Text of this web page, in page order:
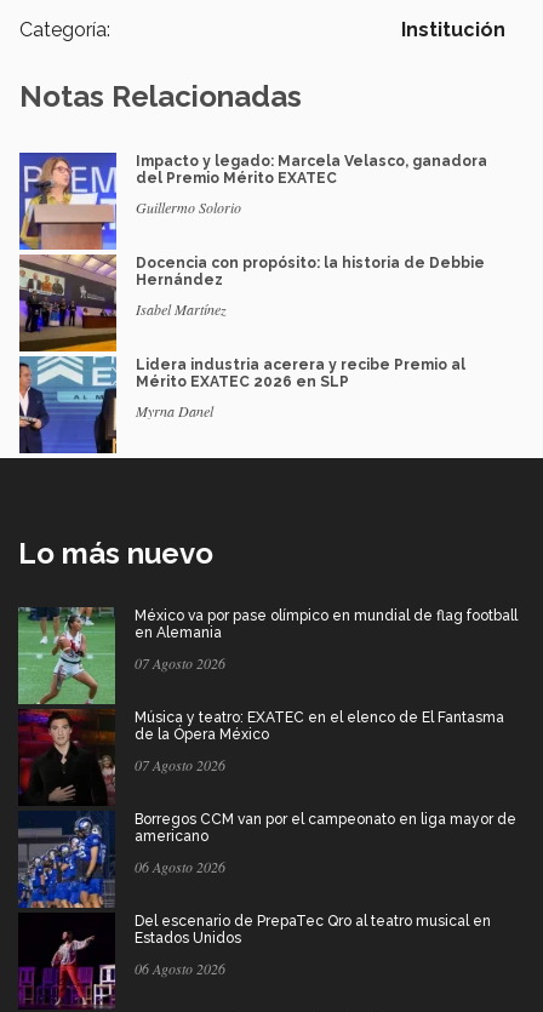
Categoría: Institución
Notas Relacionadas
Impacto y legado: Marcela Velasco, ganadora
del Premio Mérito EXATEC
Guillermo Solorio
Docencia con propósito: la historia de Debbie
Hernández
Isabel Martínez
Lidera industria acerera y recibe Premio al
Mérito EXATEC 2026 en SLP
Myrna Danel
Lo más nuevo
México va por pase olímpico en mundial de flag football
en Alemania
07 Agosto 2026
Música y teatro: EXATEC en el elenco de El Fantasma
de la Ópera México
07 Agosto 2026
Borregos CCM van por el campeonato en liga mayor de
americano
06 Agosto 2026
Del escenario de PrepaTec Qro al teatro musical en
Estados Unidos
06 Agosto 2026